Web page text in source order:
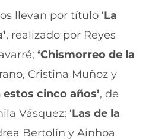
llevan por título ‘La
, realizado por Reyes
‘Chismorreo de la
Cristina Muñoz y
estos cinco años’, de
Vásquez; ‘Las de la
Bertolín y Ainhoa